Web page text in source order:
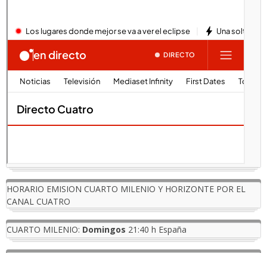
HORARIO EMISION CUARTO MILENIO Y HORIZONTE POR EL
CANAL CUATRO
CUARTO MILENIO: Domingos 21:40 h España